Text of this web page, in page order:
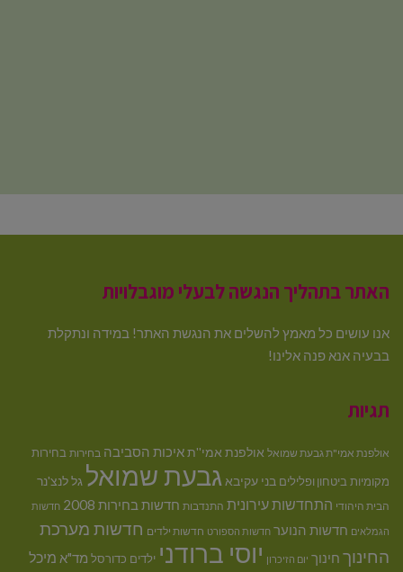
האתר בתהליך הנגשה לבעלי מוגבלויות
אנו עושים כל מאמץ להשלים את הנגשת האתר! במידה ונתקלת
בבעיה אנא פנה אלינו!
תגיות
אולפנת אמי"ת גבעת שמואל אולפנת אמי''תאיכות הסביבה בחירות בחירות
מקומיות ביטחון ופלילים בני עקיבא גבעת שמואל גל לנצ'נר
הבית היהודי התחדשות עירונית התנדבות חדשות בחירות 2008 חדשות
הגמלאים חדשות הנוער חדשות הספורט חדשות ילדים חדשות מערכת
החינוך חינוך יום הזיכרון יוסי ברודני ילדים כדורסל מד"א מיכל